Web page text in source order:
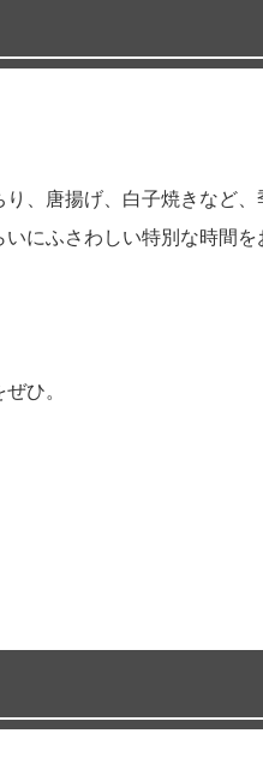
、唐揚げ、白子焼きなど
にふさわしい特別な時間を
ひ。